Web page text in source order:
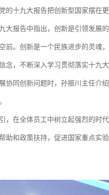
的十九大报告把创新型国家摆
报告中指出，创新是引领发
。创新是一个民族进步的灵
念，不断深入学习贯彻落实十九
同创新问题时，孙振川主任
，在全体员工中树立起强烈的
和政策扶持，促进国家重点实